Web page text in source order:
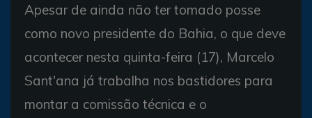
Apesar de ainda não ter tomado posse
como novo presidente do Bahia, o que deve
acontecer nesta quinta-feira (17), Marcelo
Sant'ana já trabalha nos bastidores para
montar a comissão técnica e o